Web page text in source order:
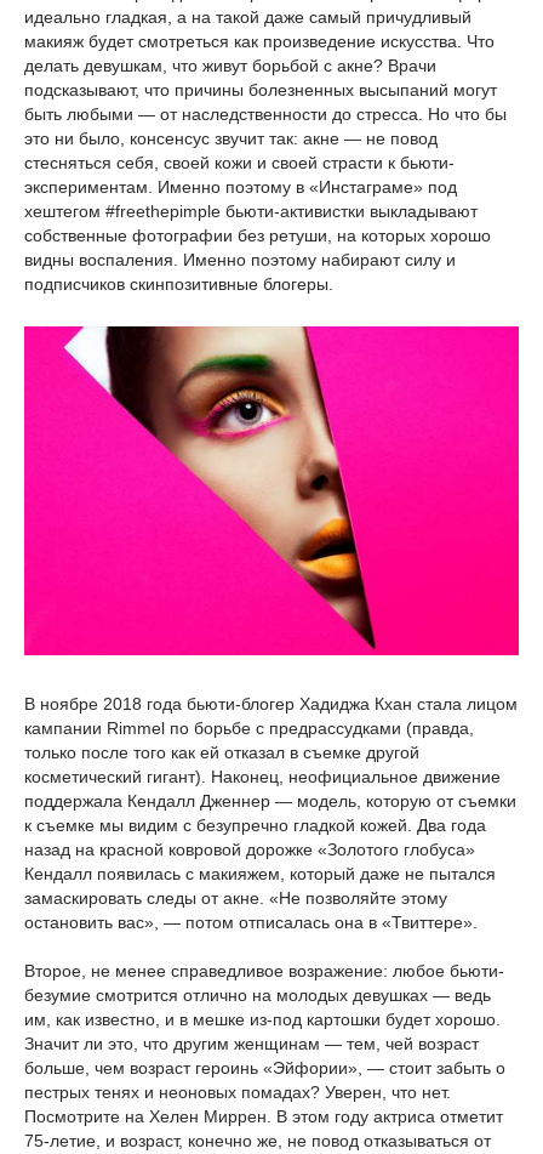
идеально гладкая, а на такой даже самый причудливый
макияж будет смотреться как произведение искусства. Что
делать девушкам, что живут борьбой с акне? Врачи
подсказывают, что причины болезненных высыпаний могут
быть любыми — от наследственности до стресса. Но что бы
это ни было, консенсус звучит так: акне — не повод
стесняться себя, своей кожи и своей страсти к бьюти-
экспериментам. Именно поэтому в «Инстаграме» под
хештегом #freethepimple бьюти-активистки выкладывают
собственные фотографии без ретуши, на которых хорошо
видны воспаления. Именно поэтому набирают силу и
подписчиков скинпозитивные блогеры.
В ноябре 2018 года бьюти-блогер Хадиджа Кхан стала лицом
кампании Rimmel по борьбе с предрассудками (правда,
только после того как ей отказал в съемке другой
косметический гигант). Наконец, неофициальное движение
поддержала Кендалл Дженнер — модель, которую от съемки
к съемке мы видим с безупречно гладкой кожей. Два года
назад на красной ковровой дорожке «Золотого глобуса»
Кендалл появилась с макияжем, который даже не пытался
замаскировать следы от акне. «Не позволяйте этому
остановить вас», — потом отписалась она в «Твиттере».
Второе, не менее справедливое возражение: любое бьюти-
безумие смотрится отлично на молодых девушках — ведь
им, как известно, и в мешке из-под картошки будет хорошо.
Значит ли это, что другим женщинам — тем, чей возраст
больше, чем возраст героинь «Эйфории», — стоит забыть о
пестрых тенях и неоновых помадах? Уверен, что нет.
Посмотрите на Хелен Миррен. В этом году актриса отметит
75-летие, и возраст, конечно же, не повод отказываться от